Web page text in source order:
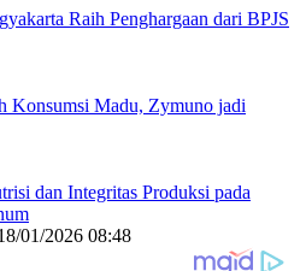
Raih Penghargaan dari BPJS
Konsumsi Madu, Zymuno jadi
dan Integritas Produksi pada
01/2026 08:48